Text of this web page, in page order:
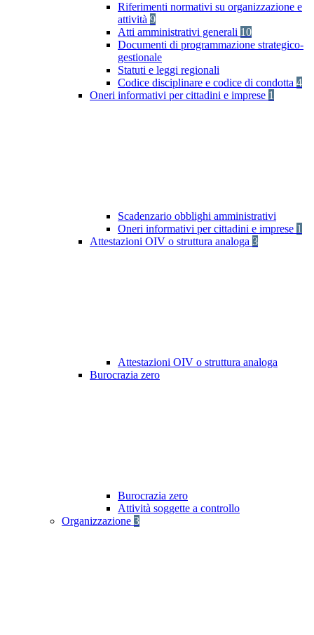
Riferimenti normativi su organizzazione e
attività 9
Atti amministrativi generali 10
Documenti di programmazione strategico-
gestionale
Statuti e leggi regionali
Codice disciplinare e codice di condotta 4
Oneri informativi per cittadini e imprese 1
Scadenzario obblighi amministrativi
Oneri informativi per cittadini e imprese 1
Attestazioni OIV o struttura analoga 3
Attestazioni OIV o struttura analoga
Burocrazia zero
Burocrazia zero
Attività soggette a controllo
Organizzazione 3